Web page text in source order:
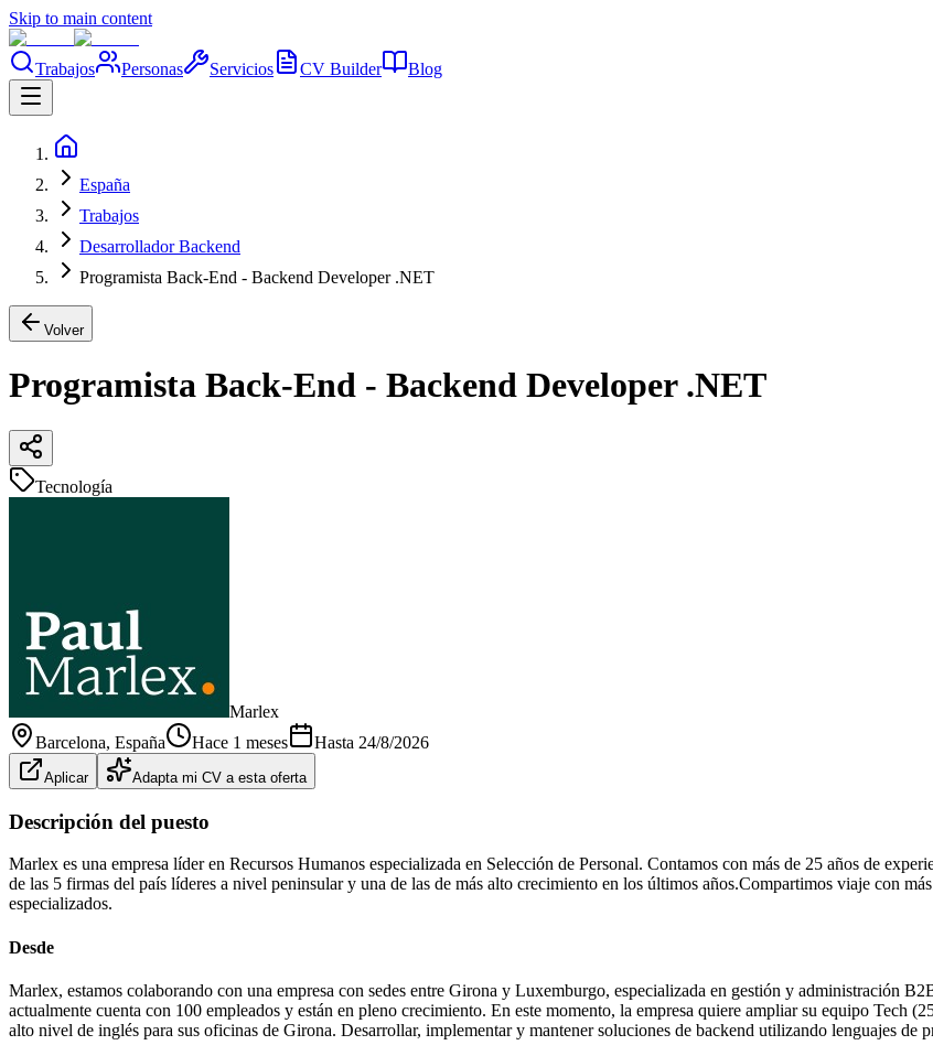
Skip to main content
Trabajos Personas Servicios CV Builder Blog
España
Trabajos
Desarrollador Backend
Programista Back-End - Backend Developer .NET
Volver
Programista Back-End - Backend Developer .NET
Tecnología
Marlex
Barcelona, España Hace 1 meses Hasta 24/8/2026
Aplicar Adapta mi CV a esta oferta
Descripción del puesto
Marlex es una empresa líder en Recursos Humanos especializada en Selección de Personal. Contamos con más de 25 años de
de las 5 firmas del país líderes a nivel peninsular y una de las de más alto crecimiento en los últimos años.Compartimos viaje con
especializados.
Desde
Marlex, estamos colaborando con una empresa con sedes entre Girona y Luxemburgo, especializada en gestión y administración
actualmente cuenta con 100 empleados y están en pleno crecimiento. En este momento, la empresa quiere ampliar su equipo Tech
alto nivel de inglés para sus oficinas de Girona. Desarrollar, implementar y mantener soluciones de backend utilizando lenguajes